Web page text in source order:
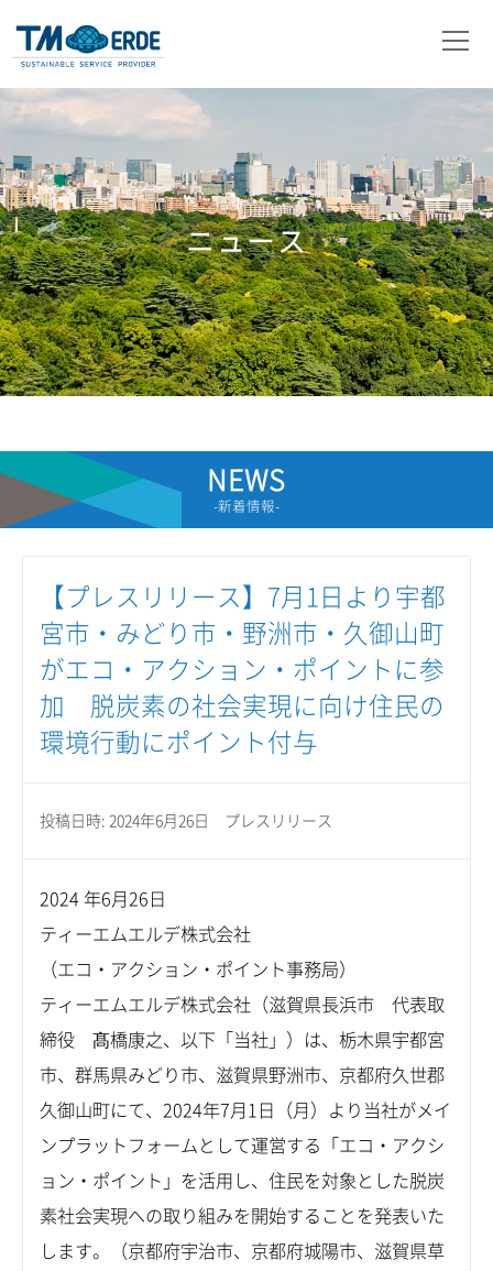
事業内容
取扱製品
ニュース
お問い合わせ
ニュース
NEWS
-新着情報-
【プレスリリース】7月1日より宇都
宮市・みどり市・野洲市・久御山町
がエコ・アクション・ポイントに参
加 脱炭素の社会実現に向け住民の
環境行動にポイント付与
投稿日時: 2024年6月26日 プレスリリース
2024 年6月26日
ティーエムエルデ株式会社
（エコ・アクション・ポイント事務局）
ティーエムエルデ株式会社（滋賀県長浜市 代表取
締役 髙橋康之、以下「当社」）は、栃木県宇都宮
市、群馬県みどり市、滋賀県野洲市、京都府久世郡
久御山町にて、2024年7月1日（月）より当社がメイ
ンプラットフォームとして運営する「エコ・アクシ
ョン・ポイント」を活用し、住民を対象とした脱炭
素社会実現への取り組みを開始することを発表いた
します。（京都府宇治市、京都府城陽市、滋賀県草